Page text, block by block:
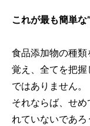
これが最も簡単な
食品添加物の種
覚え、全てを把
ではありません。
それならば、せ
れていないであろ